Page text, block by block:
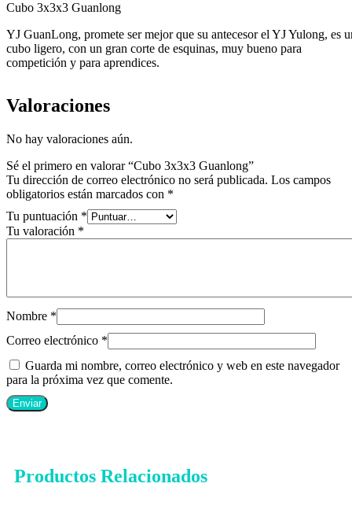
Cubo 3x3x3 Guanlong
YJ GuanLong, promete ser mejor que su antecesor el YJ Yulong, es
cubo ligero, con un gran corte de esquinas, muy bueno para
competición y para aprendices.
Valoraciones
No hay valoraciones aún.
Sé el primero en valorar “Cubo 3x3x3 Guanlong”
Tu dirección de correo electrónico no será publicada. Los campos
obligatorios están marcados con *
Tu puntuación *
Tu valoración *
Nombre *
Correo electrónico *
Guarda mi nombre, correo electrónico y web en este navegador
para la próxima vez que comente.
Productos Relacionados